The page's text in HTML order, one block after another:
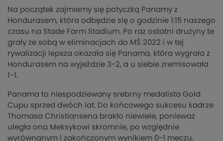
Na początek zajmiemy się potyczką Panamy z
Hondurasem, która odbędzie się o godzinie 1:15 naszego
czasu na Stade Farm Stadium. Po raz ostatni drużyny te
grały ze sobą w eliminacjach do MŚ 2022 i w tej
rywalizacji lepsza okazała się Panama, która wygrała z
Hondurasem na wyjeździe 3-2, a u siebie zremisowała
1-1.
Panama to niespodziewany srebrny medalista Gold
Cupu sprzed dwóch lat. Do końcowego sukcesu kadrze
Thomasa Christiansena brakło niewiele, ponieważ
uległa ona Meksykowi skromnie, po względnie
wyrównanym i zakończonym wynikiem 0-1 meczu.